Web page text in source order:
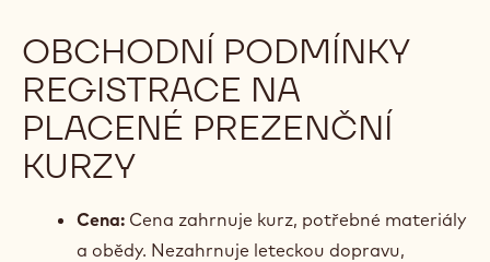
OBCHODNÍ PODMÍNKY
REGISTRACE NA
PLACENÉ PREZENČNÍ
KURZY
Cena: Cena zahrnuje kurz, potřebné materiály
a obědy. Nezahrnuje leteckou dopravu,